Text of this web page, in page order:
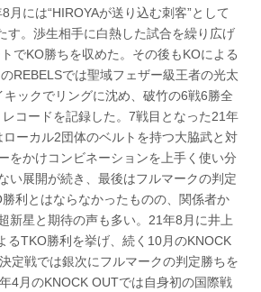
月には“HIROYAが送り込む刺客”として
す。渉生相手に白熱した試合を繰り広げ
でKO勝ちを収めた。その後もKOによる
REBELSでは聖域フェザー級王者の光太
ックでリングに沈め、破竹の6戦6勝全
コードを記録した。7戦目となった21年
ーカル2団体のベルトを持つ大脇武と対
をかけコンビネーションを上手く使い分
い展開が続き、最後はフルマークの判定
利とはならなかったものの、関係者か
新星と期待の声も多い。21年8月に井上
るTKO勝利を挙げ、続く10月のKNOCK
定戦では銀次にフルマークの判定勝ちを
4月のKNOCK OUTでは自身初の国際戦